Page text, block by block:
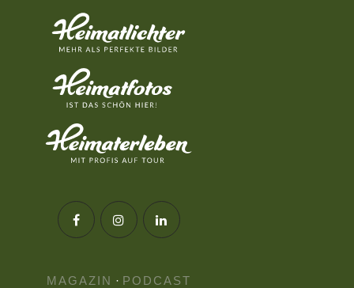
MAGAZIN · PODCAST